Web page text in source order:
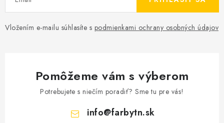
Vložením e-mailu súhlasíte s podmienkami ochrany osobných údajov
Pomôžeme vám s výberom
Potrebujete s niečím poradiť? Sme tu pre vás!
info@farbytn.sk